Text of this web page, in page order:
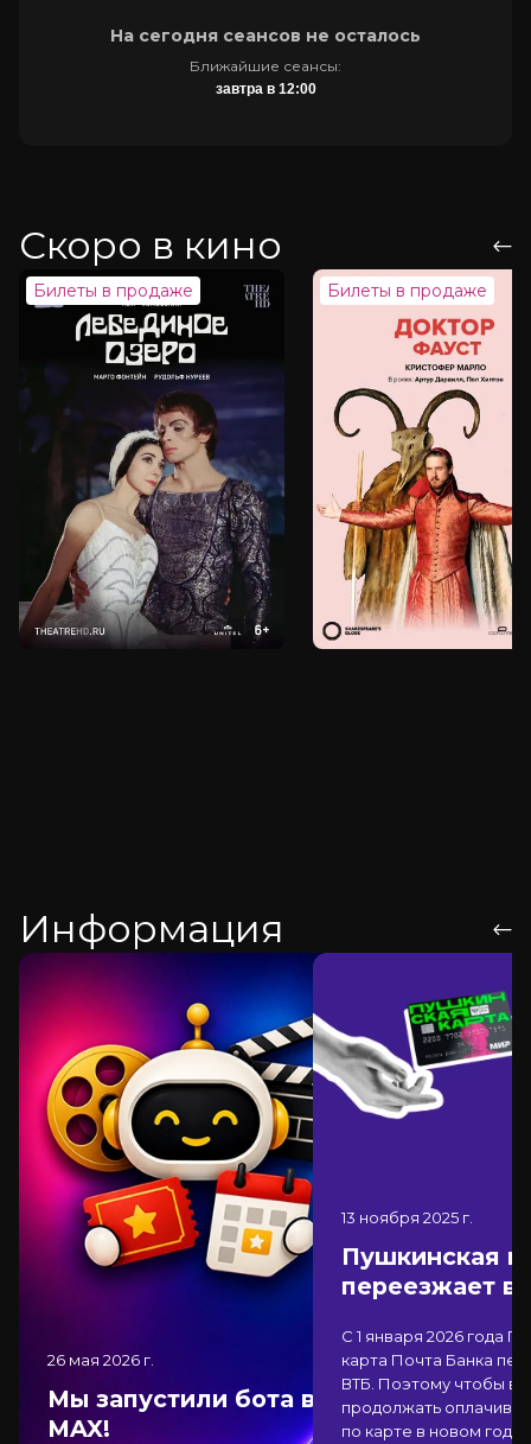
На сегодня сеансов не осталось
Ближайшие сеансы:
завтра в 12:00
Скоро в кино
Билеты в продаже Билеты в продаже
Информация
26 мая 2026 г.
Мы запустили бота в
MAX!
13 ноября 2025 г.
Пушкинская
переезжает в
С 1 января 2026 года
карта Почта Банка
ВТБ . Поэтому чтобы
продолжать
по карте в новом